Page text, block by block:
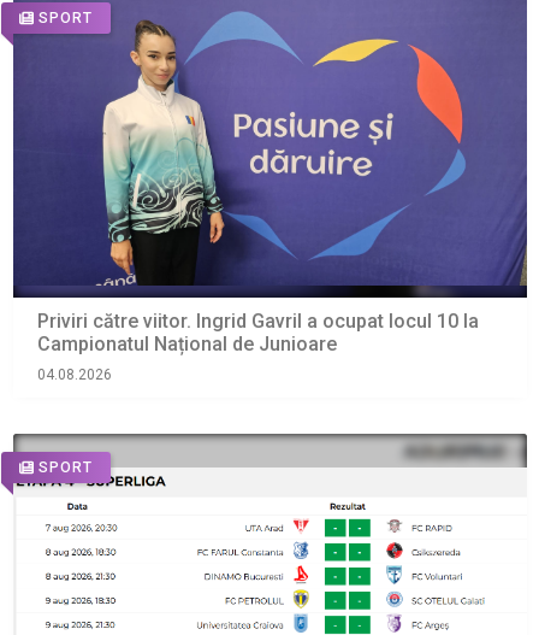
SPORT
Priviri către viitor. Ingrid Gavril a ocupat locul 10 la
Campionatul Național de Junioare
04.08.2026
SPORT